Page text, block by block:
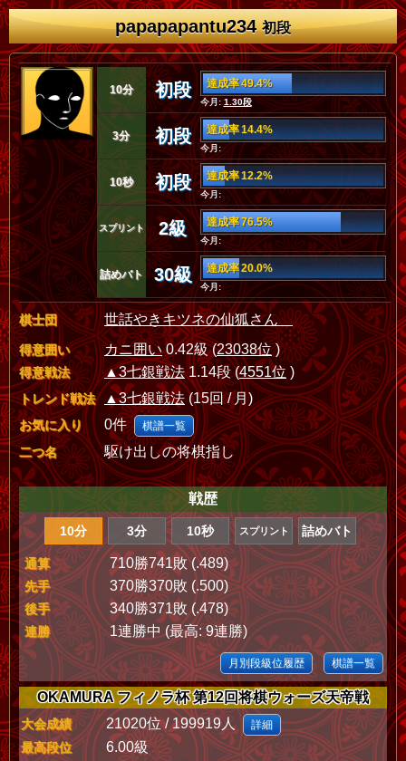
papapapantu234初段
10分 初段 達成率 49.4%
今月:1.30段
3分 初段 達成率 14.4%
今月:
10秒 初段 達成率 12.2%
今月:
スプリント 2級 達成率 76.5%
今月:
詰めバト 30級 達成率 20.0%
今月:
棋士団 世話やきキツネの仙狐さん
得意囲い カニ囲い0.42級 (23038位)
得意戦法 ▲3七銀戦法1.14段 (4551位 )
トレンド戦法 ▲3七銀戦法 (15回 / 月)
お気に入り 0件 棋譜一覧
二つ名 駆け出しの将棋指し
戦歴
10分 3分 10秒 スプリント 詰めバト
通算 710勝741敗 (.489)
先手 370勝370敗 (.500)
後手 340勝371敗 (.478)
連勝 1連勝中 (最高: 9連勝)
月別段級位履歴 棋譜一覧
OKAMURA フィノラ杯 第12回将棋ウォーズ天帝戦
大会成績 21020位 / 199919人 詳細
最高段位 6.00級